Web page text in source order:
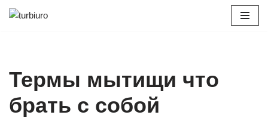
Термы мытищи что
брать с собой